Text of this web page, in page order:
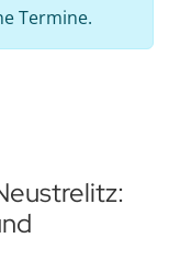
Termine.